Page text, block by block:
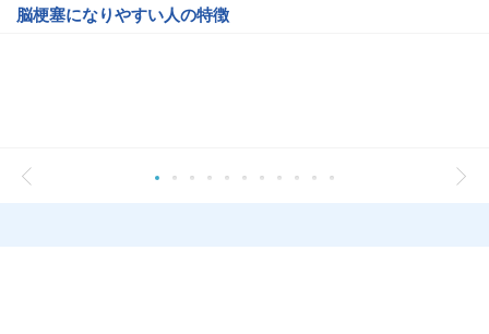
脳梗塞になりやすい人の特徴